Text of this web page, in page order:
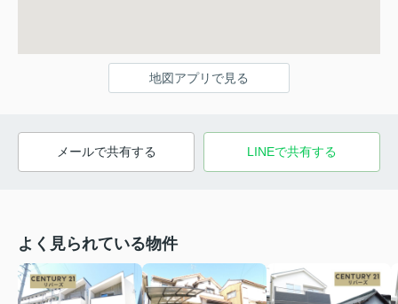
地図アプリで見る
メールで共有する LINEで共有する
よく見られている物件